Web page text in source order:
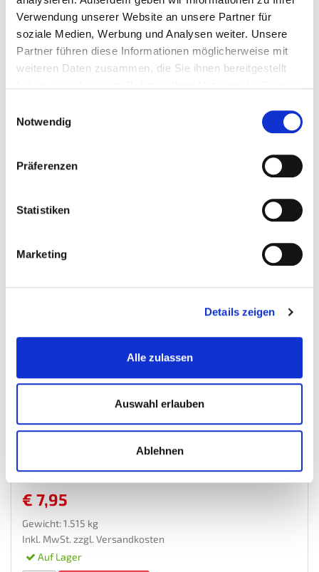
Verwendung unserer Website an unsere Partner für
soziale Medien, Werbung und Analysen weiter. Unsere
Partner führen diese Informationen möglicherweise mit
weiteren Daten zusammen, die Sie ihnen bereitgestellt
Notwendig
Präferenzen
Statistiken
Marketing
Details zeigen
Alle zulassen
Auswahl erlauben
Ablehnen
Gummimatte - Schutzmatte für Werkbank und...
Werkbank-Zubehor
Nicht auf Lager
€ 7,95
Gewicht: 1.515 kg
Inkl. MwSt. zzgl. Versandkosten
Auf Lager